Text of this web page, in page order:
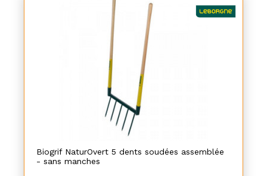
Biogrif NaturOvert 5 dents soudées assemblée
- sans manches